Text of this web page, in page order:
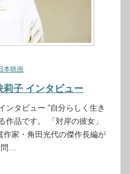
本映画
莉子 インタビュー
ンタビュー “自分らしく生き
作品です。 「対岸の彼女」
作家・角田光代の傑作長編が
問…